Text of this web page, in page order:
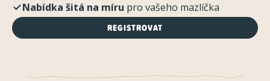
Nabídka šitá na míru pro vašeho mazlíčka
REGISTROVAT